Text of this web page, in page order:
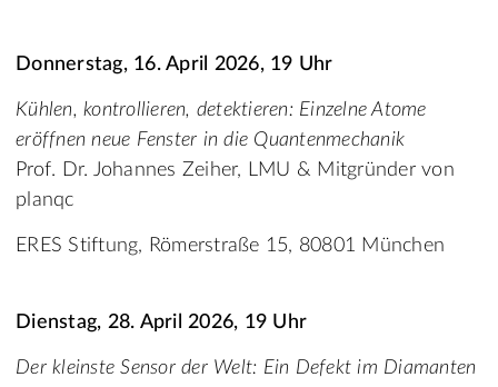
Donnerstag, 16. April 2026, 19 Uhr
Kühlen, kontrollieren, detektieren: Einzelne Atome
eröffnen neue Fenster in die Quantenmechanik
Prof. Dr. Johannes Zeiher, LMU & Mitgründer von
planqc
ERES Stiftung, Römerstraße 15, 80801 München
Dienstag, 28. April 2026, 19 Uhr
Der kleinste Sensor der Welt: Ein Defekt im Diamanten